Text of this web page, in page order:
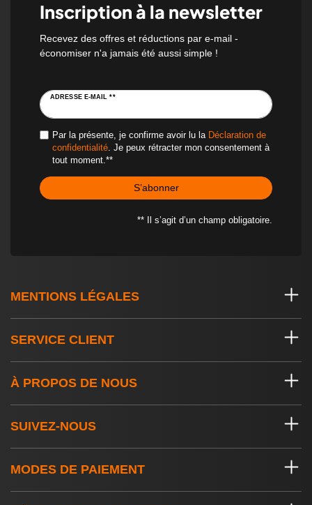
Inscription à la newsletter
Recevez des offres et réductions par e-mail -
économiser n'a jamais été aussi simple !
ADRESSE E-MAIL **
Par la présente, je confirme avoir lu la Déclaration de
confidentialité. Je peux rétracter mon consentement à
tout moment.**
S’abonner
** Il s’agit d’un champ obligatoire.
MENTIONS LÉGALES
SERVICE CLIENT
À PROPOS DE NOUS
SUIVEZ-NOUS
MODES DE PAIEMENT